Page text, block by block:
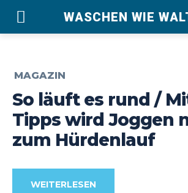
WASCHEN WIE
MAGAZIN
So läuft es rund /
Tipps wird Joggen
zum Hürdenlauf
WEITERLESEN